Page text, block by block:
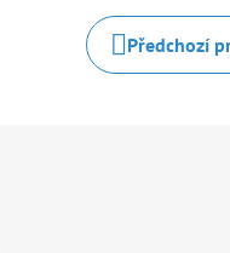
Předchozí